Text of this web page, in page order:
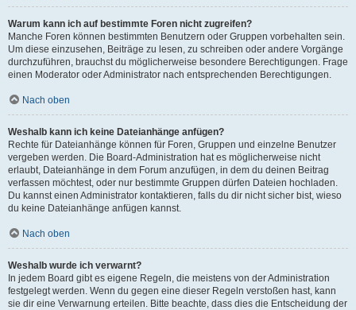
Warum kann ich auf bestimmte Foren nicht zugreifen?
Manche Foren können bestimmten Benutzern oder Gruppen vorbehalten sein.
Um diese einzusehen, Beiträge zu lesen, zu schreiben oder andere Vorgänge
durchzuführen, brauchst du möglicherweise besondere Berechtigungen. Frage
einen Moderator oder Administrator nach entsprechenden Berechtigungen.
Nach oben
Weshalb kann ich keine Dateianhänge anfügen?
Rechte für Dateianhänge können für Foren, Gruppen und einzelne Benutzer
vergeben werden. Die Board-Administration hat es möglicherweise nicht
erlaubt, Dateianhänge in dem Forum anzufügen, in dem du deinen Beitrag
verfassen möchtest, oder nur bestimmte Gruppen dürfen Dateien hochladen.
Du kannst einen Administrator kontaktieren, falls du dir nicht sicher bist, wieso
du keine Dateianhänge anfügen kannst.
Nach oben
Weshalb wurde ich verwarnt?
In jedem Board gibt es eigene Regeln, die meistens von der Administration
festgelegt werden. Wenn du gegen eine dieser Regeln verstoßen hast, kann
sie dir eine Verwarnung erteilen. Bitte beachte, dass dies die Entscheidung der